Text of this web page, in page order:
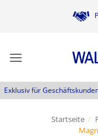
Exklusiv für
Startseite /